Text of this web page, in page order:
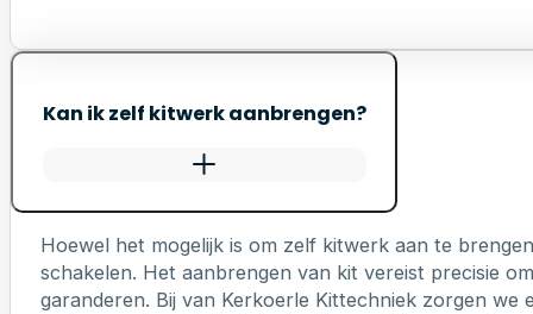
Kan ik zelf kitwerk aanbrengen?
Hoewel het mogelijk is om zelf kitwerk aan te
schakelen. Het aanbrengen van kit vereist precisie
garanderen. Bij van Kerkoerle Kittechniek zorgen